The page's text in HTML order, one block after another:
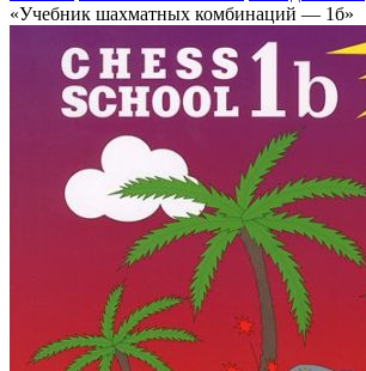
«Учебник шахматных комбинаций — 1б»